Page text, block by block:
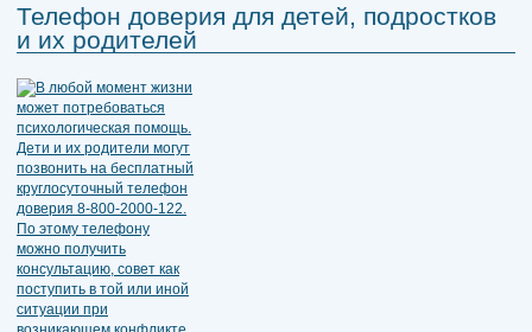
Телефон доверия для детей, подростков
и их родителей